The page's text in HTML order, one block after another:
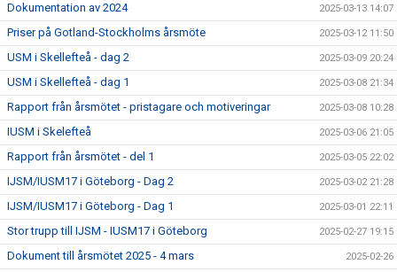
Dokumentation av 2024 2025-03-13 14:07
Priser på Gotland-Stockholms årsmöte 2025-03-12 11:50
USM i Skellefteå - dag 2 2025-03-09 20:24
USM i Skellefteå - dag 1 2025-03-08 21:34
Rapport från årsmötet - pristagare och motiveringar 2025-03-08 10:28
IUSM i Skelefteå 2025-03-06 21:05
Rapport från årsmötet - del 1 2025-03-05 22:02
IJSM/IUSM17 i Göteborg - Dag 2 2025-03-02 21:28
IJSM/IUSM17 i Göteborg - Dag 1 2025-03-01 22:11
Stor trupp till IJSM - IUSM17 i Göteborg 2025-02-27 19:15
Dokument till årsmötet 2025 - 4 mars 2025-02-26